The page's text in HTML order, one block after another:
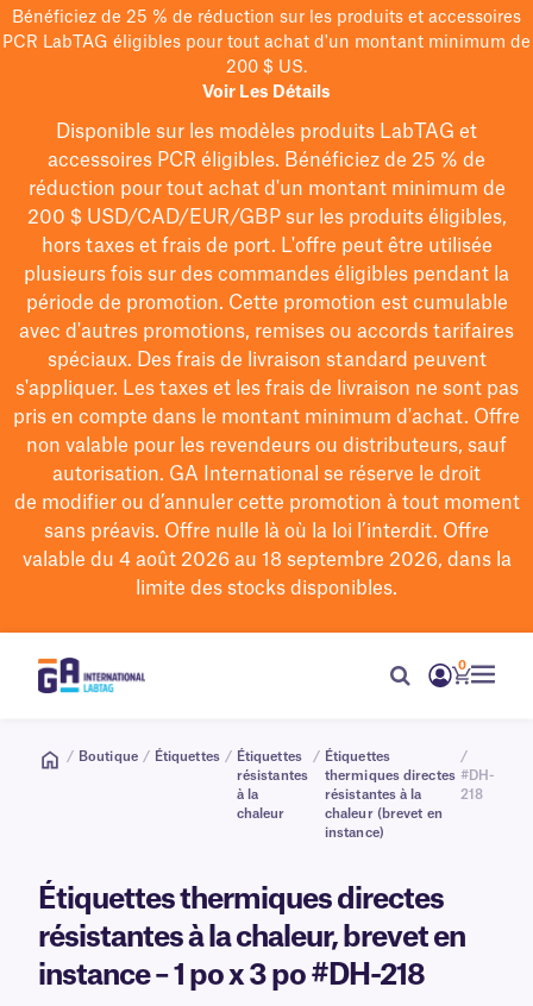
Bénéficiez de 25 % de réduction sur les produits et accessoires
PCR LabTAG éligibles pour tout achat d'un montant minimum de
200 $ US.
Voir Les Détails
Disponible sur les modèles produits LabTAG et
accessoires PCR éligibles. Bénéficiez de 25 % de
réduction pour tout achat d'un montant minimum de
200 $USD/CAD/EUR/GBPsur les produits éligibles,
hors taxes et frais de port. L'offre peut être utilisée
plusieurs fois sur des commandes éligibles pendant la
période de promotion. Cette promotion est cumulable
avec d'autres promotions, remises ou accords tarifaires
spéciaux. Des frais de livraison standard peuvent
s'appliquer. Les taxes et les frais de livraison ne sont pas
pris en compte dans le montant minimum d'achat. Offre
non valable pour les revendeurs ou distributeurs, sauf
autorisation. GA International se réserve le droit
de modifierou d’annuler cette promotion à tout moment
sans préavis. Offre nulle là où la loi l’interdit. Offre
valable du 4 août 2026 au 18 septembre 2026, dans la
limite des stocks disponibles.
0
/ Boutique / Étiquettes / Étiquettes
résistantes
à la
chaleur
/ Étiquettes
thermiques directes
résistantes à la
chaleur (brevet en
instance)
/
#DH-
218
Étiquettes thermiques directes
résistantes à la chaleur, brevet en
instance – 1 po x 3 po #DH-218